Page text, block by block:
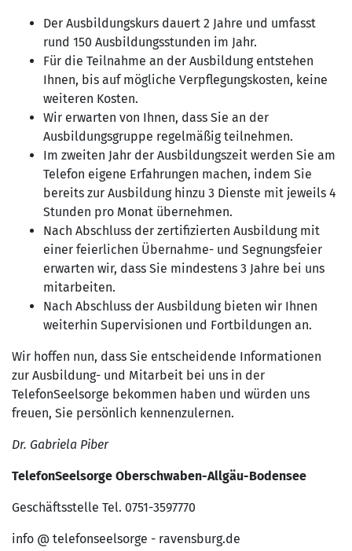
Der Ausbildungskurs dauert 2 Jahre und umfasst
rund 150 Ausbildungsstunden im Jahr.
Für die Teilnahme an der Ausbildung entstehen
Ihnen, bis auf mögliche Verpflegungskosten, keine
weiteren Kosten.
Wir erwarten von Ihnen, dass Sie an der
Ausbildungsgruppe regelmäßig teilnehmen.
Im zweiten Jahr der Ausbildungszeit werden Sie am
Telefon eigene Erfahrungen machen, indem Sie
bereits zur Ausbildung hinzu 3 Dienste mit jeweils 4
Stunden pro Monat übernehmen.
Nach Abschluss der zertifizierten Ausbildung mit
einer feierlichen Übernahme- und Segnungsfeier
erwarten wir, dass Sie mindestens 3 Jahre bei uns
mitarbeiten.
Nach Abschluss der Ausbildung bieten wir Ihnen
weiterhin Supervisionen und Fortbildungen an.
Wir hoffen nun, dass Sie entscheidende Informationen
zur Ausbildung- und Mitarbeit bei uns in der
TelefonSeelsorge bekommen haben und würden uns
freuen, Sie persönlich kennenzulernen.
Dr. Gabriela Piber
TelefonSeelsorge Oberschwaben-Allgäu-Bodensee
Geschäftsstelle Tel. 0751-3597770
info @ telefonseelsorge - ravensburg.de